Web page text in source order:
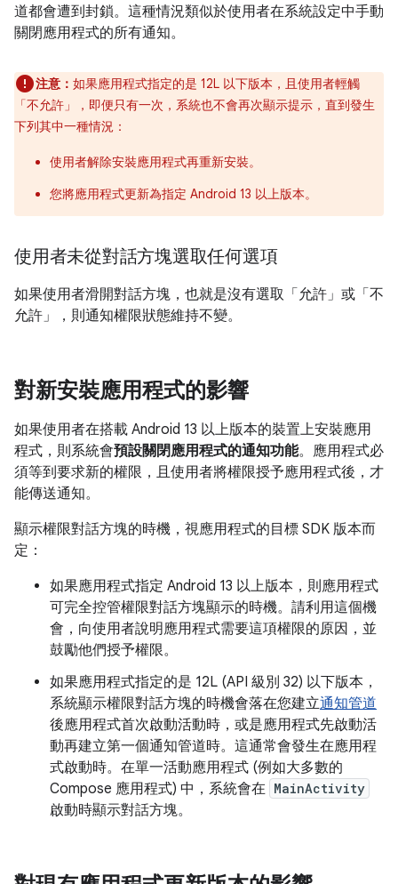
道都會遭到封鎖。這種情況類似於使用者在系統設定中手動
關閉應用程式的所有通知。
注意： 如果應用程式指定的是 12L 以下版本，且使用者輕觸
「不允許」
，即便只有一次，系統也不會再次顯示提示，直到發生
下列其中一種情況：
使用者解除安裝應用程式再重新安裝。
您將應用程式更新為指定 Android 13 以上版本。
使用者未從對話方塊選取任何選項
如果使用者滑開對話方塊，也就是沒有選取「允許」或「不
允許」， 則通知權限狀態維持不變。
對新安裝應用程式的影響
如果使用者在搭載 Android 13 以上版本的裝置上安裝應用
程式，則系統會預設關閉應用程式的通知功能。應用程式必
須等到要求新的權限，且使用者將權限授予應用程式後，才
能傳送通知。
顯示權限對話方塊的時機，視應用程式的目標 SDK 版本而
定：
如果應用程式指定 Android 13 以上版本，則應用程式
可完全控管權限對話方塊顯示的時機。請利用這個機
會，向使用者說明應用程式需要這項權限的原因，並
鼓勵他們授予權限。
如果應用程式指定的是 12L (API 級別 32) 以下版本，
系統顯示權限對話方塊的時機會落在您建立通知管道
後應用程式首次啟動活動時，或是應用程式先啟動活
動再建立第一個通知管道時。這通常會發生在應用程
式啟動時。在單一活動應用程式 (例如大多數的
Compose 應用程式) 中，系統會在 MainActivity
啟動時顯示對話方塊。